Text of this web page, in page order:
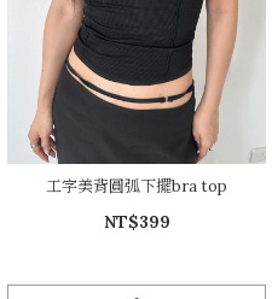
工字美背圓弧下擺bra top
NT$399